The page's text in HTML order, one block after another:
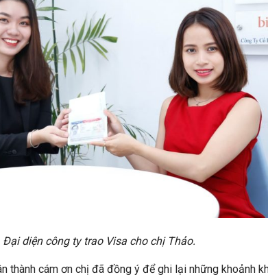
Đại diện công ty trao Visa cho chị Thảo.
thành cám ơn chị đã đồng ý để ghi lại những khoảnh